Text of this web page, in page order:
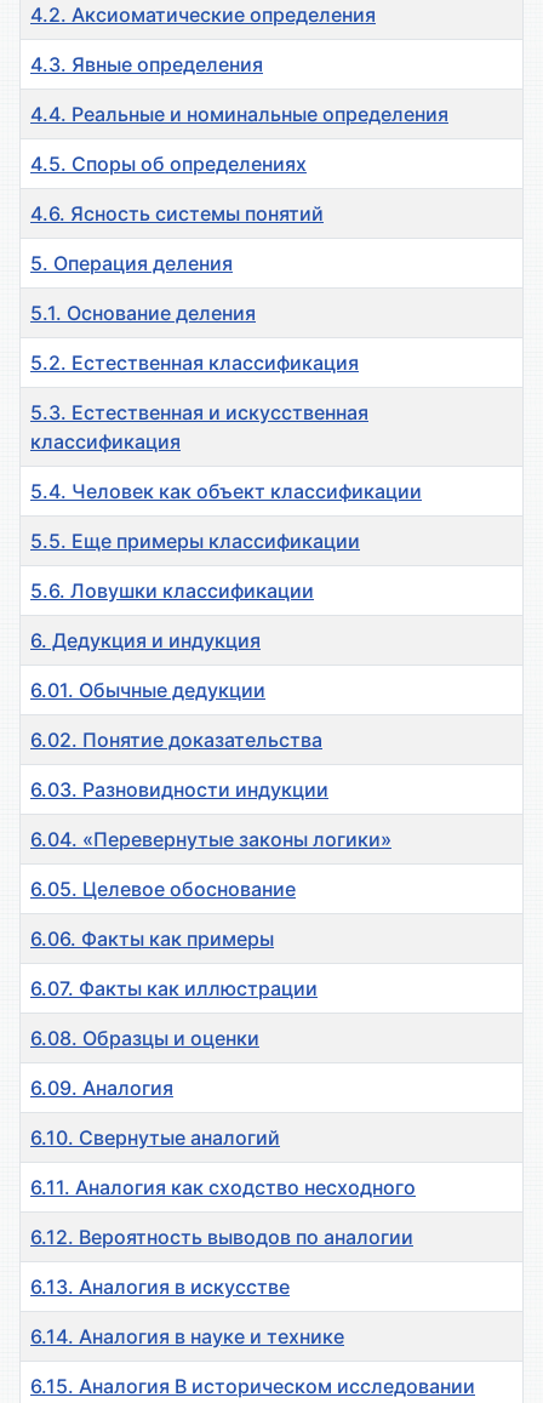
4.2. Аксиоматические определения
4.3. Явные определения
4.4. Реальные и номинальные определения
4.5. Споры об определениях
4.6. Ясность системы понятий
5. Операция деления
5.1. Основание деления
5.2. Естественная классификация
5.3. Естественная и искусственная
классификация
5.4. Человек как объект классификации
5.5. Еще примеры классификации
5.6. Ловушки классификации
6. Дедукция и индукция
6.01. Обычные дедукции
6.02. Понятие доказательства
6.03. Разновидности индукции
6.04. «Перевернутые законы логики»
6.05. Целевое обоснование
6.06. Факты как примеры
6.07. Факты как иллюстрации
6.08. Образцы и оценки
6.09. Аналогия
6.10. Свернутые аналогий
6.11. Аналогия как сходство несходного
6.12. Вероятность выводов по аналогии
6.13. Аналогия в искусстве
6.14. Аналогия в науке и технике
6.15. Аналогия В историческом исследовании